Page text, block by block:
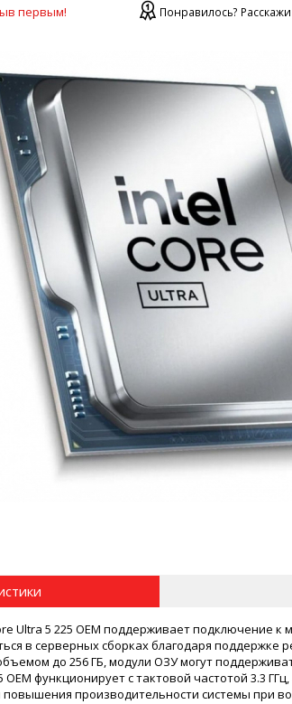
первым! Понравилось?
Ultra 5 225 OEM поддерживает подключение
в серверных сборках благодаря поддержке
до 256 ГБ, модули ОЗУ могут
OEM функционирует с тактовой частотой 3.3
повышения производительности системы при